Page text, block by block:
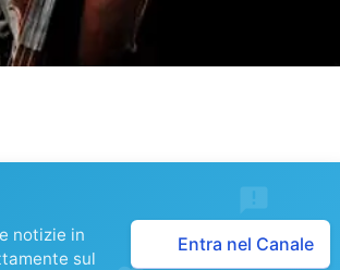
notizie in
sul
Entra nel Canale